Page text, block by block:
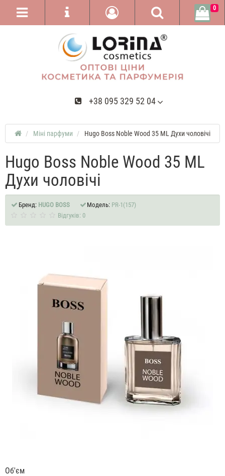
+38 095 329 52 04
0
Міні парфуми Hugo Boss Noble Wood 35 ML Духи чоловічі
Hugo Boss Noble Wood 35 ML
Духи чоловічі
Бренд: HUGO BOSS Модель: PR-1(157)
Відгуків: 0
Об'єм